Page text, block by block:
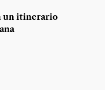
un itinerario